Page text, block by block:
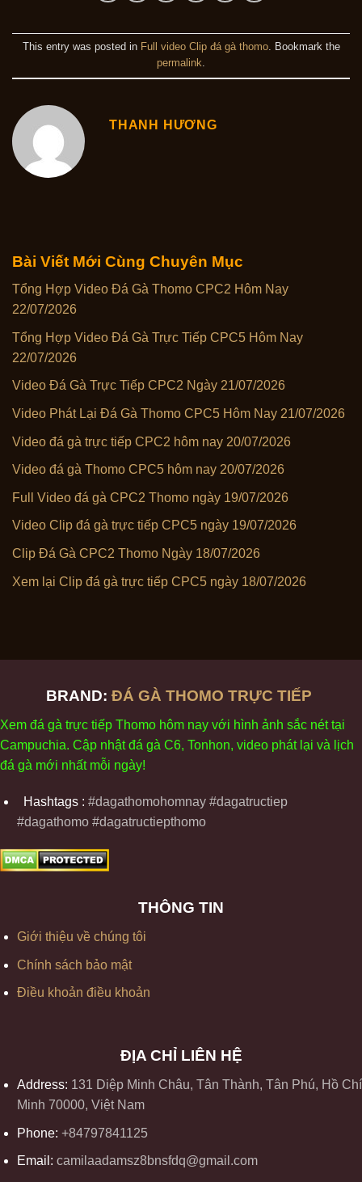
Bài Viết Mới Cùng Chuyên Mục
Tổng Hợp Video Đá Gà Thomo CPC2 Hôm Nay
22/07/2026
Tổng Hợp Video Đá Gà Trực Tiếp CPC5 Hôm Nay
22/07/2026
Video Đá Gà Trực Tiếp CPC2 Ngày 21/07/2026
Video Phát Lại Đá Gà Thomo CPC5 Hôm Nay 21/07/2026
Video đá gà trực tiếp CPC2 hôm nay 20/07/2026
Video đá gà Thomo CPC5 hôm nay 20/07/2026
Full Video đá gà CPC2 Thomo ngày 19/07/2026
Video Clip đá gà trực tiếp CPC5 ngày 19/07/2026
Clip Đá Gà CPC2 Thomo Ngày 18/07/2026
Xem lại Clip đá gà trực tiếp CPC5 ngày 18/07/2026
This entry was posted in Full video Clip đá gà thomo. Bookmark the
permalink
THANH HƯƠNG
BRAND: ĐÁ GÀ THOMO TRỰC TIẾP
Xem đá gà trực tiếp Thomo hôm nay với hình ảnh sắc néttại
Campuchia. Cập nhậtđá gà C6, Tonhon, video phátl ại và ịch
đá gà mới nhất mỗi ngày!
Hashtags : #dagathomohomnay #dagatructiep
#dagathomo #dagatructiepthomo
THÔNG TIN
Giới thiệu về chúng tôi
Chính sách bảo mật
Điều khoản điều khoản
ĐỊA CHỈ LIÊN HỆ
Address: 131 Diệp Minh Châu, Tân Thành, Tân Phú, Hồ Chí
Minh 70000, Việt Nam
Phone: +84797841125
Email: camilaadamsz8bnsfdq@gmail.com